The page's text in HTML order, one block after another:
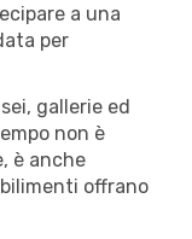
a una
per
gallerie ed
non è
è anche
offrano